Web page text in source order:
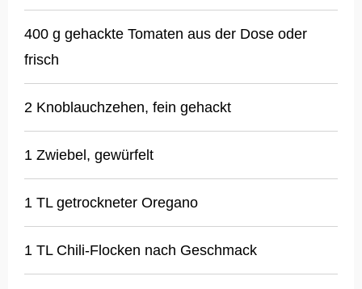
400 g gehackte Tomaten aus der Dose oder
frisch
2 Knoblauchzehen, fein gehackt
1 Zwiebel, gewürfelt
1 TL getrockneter Oregano
1 TL Chili-Flocken nach Geschmack